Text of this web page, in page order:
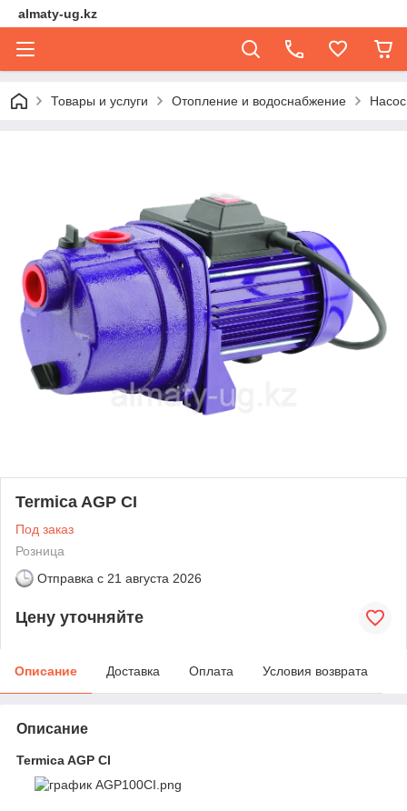
almaty-ug.kz
Товары и услуги Отопление и водоснабжение
Termica AGP CI
Под заказ
Розница
Отправка с 21 августа 2026
Цену уточняйте
Описание Доставка Оплата Условия возврата
Описание
Termica AGP CI